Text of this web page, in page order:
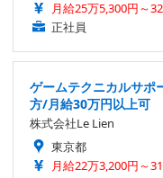
月給25万5,300円～
正社員
ゲームテクニカルサポ
方/月給30万円以上可
株式会社Le Lien
東京都
月給22万3,200円～